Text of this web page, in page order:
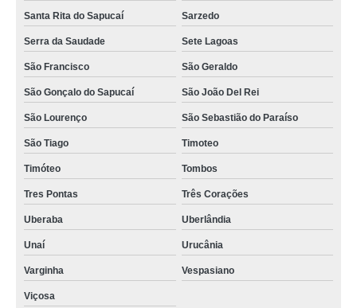
Santa Rita do Sapucaí Sarzedo
Serra da Saudade Sete Lagoas
São Francisco São Geraldo
São Gonçalo do Sapucaí São João Del Rei
São Lourenço São Sebastião do Paraíso
São Tiago Timoteo
Timóteo Tombos
Tres Pontas Três Corações
Uberaba Uberlândia
Unaí Urucânia
Varginha Vespasiano
Viçosa